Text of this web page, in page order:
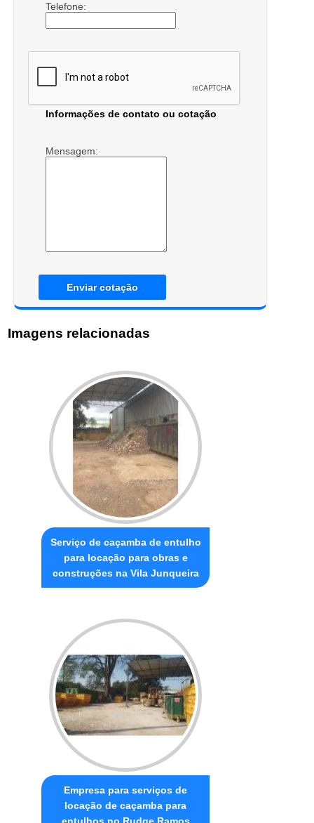
Telefone:
Informações de contato ou cotação
Mensagem:
Enviar cotação
Imagens relacionadas
Serviço de caçamba de entulho
para locação para obras e
construções na Vila Junqueira
Empresa para serviços de
locação de caçamba para
entulhos no Rudge Ramos